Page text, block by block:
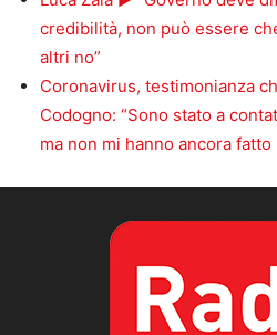
credibilità, non può essere
altri no”
Coronavirus, testimonianza
Codogno: “Sono stato a
ma non mi hanno ancora fatto